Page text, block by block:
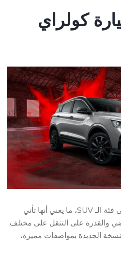
كولراي
سيارة كولراي جيلي تنتمي إلى فئة الـ SUV، ما يعني أنها تأتي
والقدرة على التنقل على مختلف
الجديدة بمواصفات مميزة،